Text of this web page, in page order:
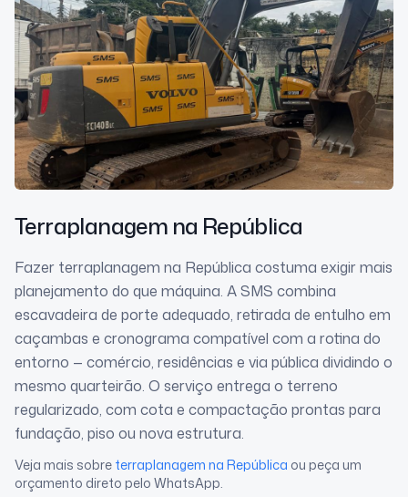
Terraplanagem na República
Fazer terraplanagem na República costuma exigir mais
planejamento do que máquina. A SMS combina
escavadeira de porte adequado, retirada de entulho em
caçambas e cronograma compatível com a rotina do
entorno — comércio, residências e via pública dividindo o
mesmo quarteirão. O serviço entrega o terreno
regularizado, com cota e compactação prontas para
fundação, piso ou nova estrutura.
Veja mais sobre terraplanagem na República ou peça um
orçamento direto pelo WhatsApp.